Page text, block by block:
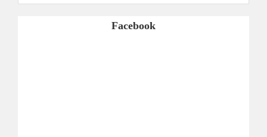
Facebook